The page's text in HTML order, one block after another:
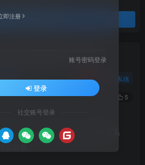
录后查看
队官网系统源码 全开源
关注 私信
0 5
程序是一个现代化的企业官网管理系
开发。
即注册
账号密码登录
登录
社交账号登录